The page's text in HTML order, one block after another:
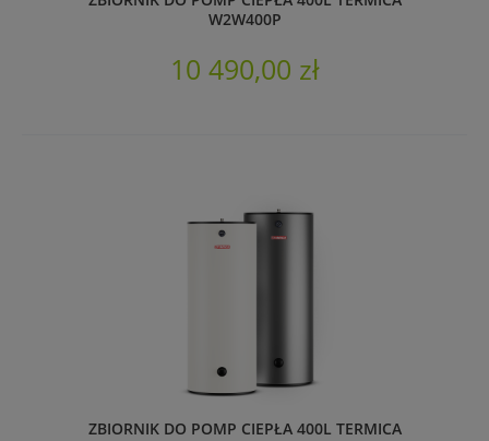
W2W400P
10 490,00 zł
ZBIORNIK DO POMP CIEPŁA 400L TERMICA